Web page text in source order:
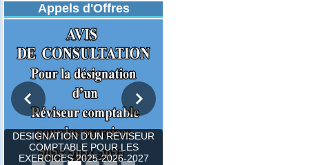
Appels d'Offres
DESIGNATION D’UN REVISEUR
COMPTABLE POUR LES
EXERCICES 2025-2026-2027